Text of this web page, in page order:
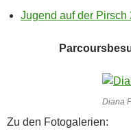
Jugend auf der Pirsch
Diana
Zu den Fotogalerien: